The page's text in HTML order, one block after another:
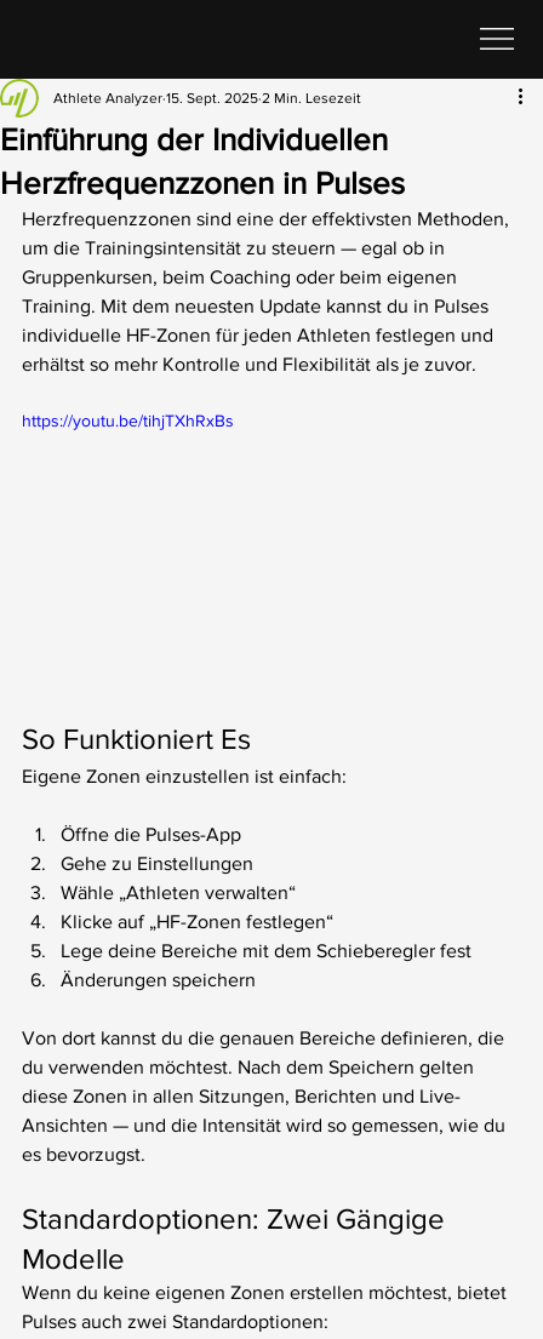
Einführung der Individuellen
Herzfrequenzzonen in Pulses
Athlete Analyzer 15. Sept. 2025 2 Min. Lesezeit
Herzfrequenzzonen sind eine der effektivsten Methoden,
um die Trainingsintensität zu steuern — egal ob in
Gruppenkursen, beim Coaching oder beim eigenen
Training. Mit dem neuesten Update kannst du in Pulses
individuelle HF-Zonen für jeden Athleten festlegen und
erhältst so mehr Kontrolle und Flexibilität als je zuvor.
https://youtu.be/tihjTXhRxBs
So Funktioniert Es
Eigene Zonen einzustellen ist einfach:
Öffne die Pulses-App
Gehe zu Einstellungen
Wähle „Athleten verwalten“
Klicke auf „HF-Zonen festlegen“
Lege deine Bereiche mit dem Schieberegler fest
Änderungen speichern
Von dort kannst du die genauen Bereiche definieren, die
du verwenden möchtest. Nach dem Speichern gelten
diese Zonen in allen Sitzungen, Berichten und Live-
Ansichten — und die Intensität wird so gemessen, wie du
es bevorzugst.
Standardoptionen: Zwei Gängige
Modelle
Wenn du keine eigenen Zonen erstellen möchtest, bietet
Pulses auch zwei Standardoptionen: